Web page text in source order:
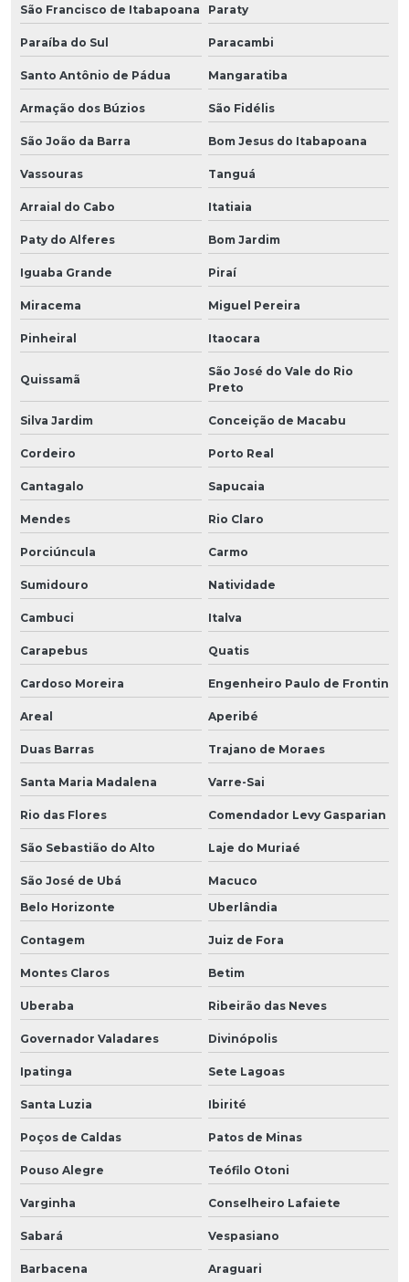
São Francisco de Itabapoana Paraty
Paraíba do Sul Paracambi
Santo Antônio de Pádua Mangaratiba
Armação dos Búzios São Fidélis
São João da Barra Bom Jesus do Itabapoana
Vassouras Tanguá
Arraial do Cabo Itatiaia
Paty do Alferes Bom Jardim
Iguaba Grande Piraí
Miracema Miguel Pereira
Pinheiral Itaocara
Quissamã
São José do Vale do Rio
Preto
Silva Jardim Conceição de Macabu
Cordeiro Porto Real
Cantagalo Sapucaia
Mendes Rio Claro
Porciúncula Carmo
Sumidouro Natividade
Cambuci Italva
Carapebus Quatis
Cardoso Moreira Engenheiro Paulo de Frontin
Areal Aperibé
Duas Barras Trajano de Moraes
Santa Maria Madalena Varre-Sai
Rio das Flores Comendador Levy Gasparian
São Sebastião do Alto Laje do Muriaé
São José de Ubá
Macuco
Belo Horizonte
Uberlândia
Contagem Juiz de Fora
Montes Claros Betim
Uberaba Ribeirão das Neves
Governador Valadares Divinópolis
Ipatinga Sete Lagoas
Santa Luzia Ibirité
Poços de Caldas Patos de Minas
Pouso Alegre Teófilo Otoni
Varginha Conselheiro Lafaiete
Sabará Vespasiano
Barbacena Araguari